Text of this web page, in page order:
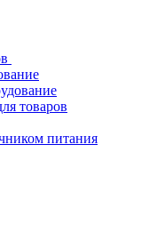
товаров
питания